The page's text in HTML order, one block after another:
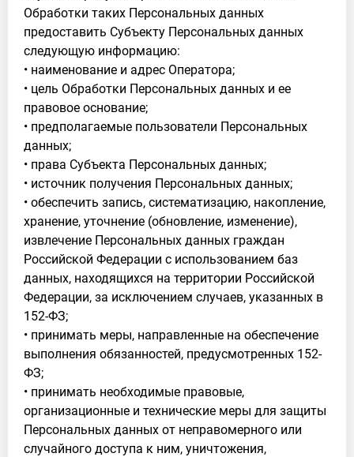
Обработки таких Персональных данных
предоставить Субъекту Персональных данных
следующую информацию:
• наименование и адрес Оператора;
• цель Обработки Персональных данных и ее
правовое основание;
• предполагаемые пользователи Персональных
данных;
• права Субъекта Персональных данных;
• источник получения Персональных данных;
• обеспечить запись, систематизацию, накопление,
хранение, уточнение (обновление, изменение),
извлечение Персональных данных граждан
Российской Федерации с использованием баз
данных, находящихся на территории Российской
Федерации, за исключением случаев, указанных в
152-ФЗ;
• принимать меры, направленные на обеспечение
выполнения обязанностей, предусмотренных 152-
ФЗ;
• принимать необходимые правовые,
организационные и технические меры для защиты
Персональных данных от неправомерного или
случайного доступа к ним, уничтожения,